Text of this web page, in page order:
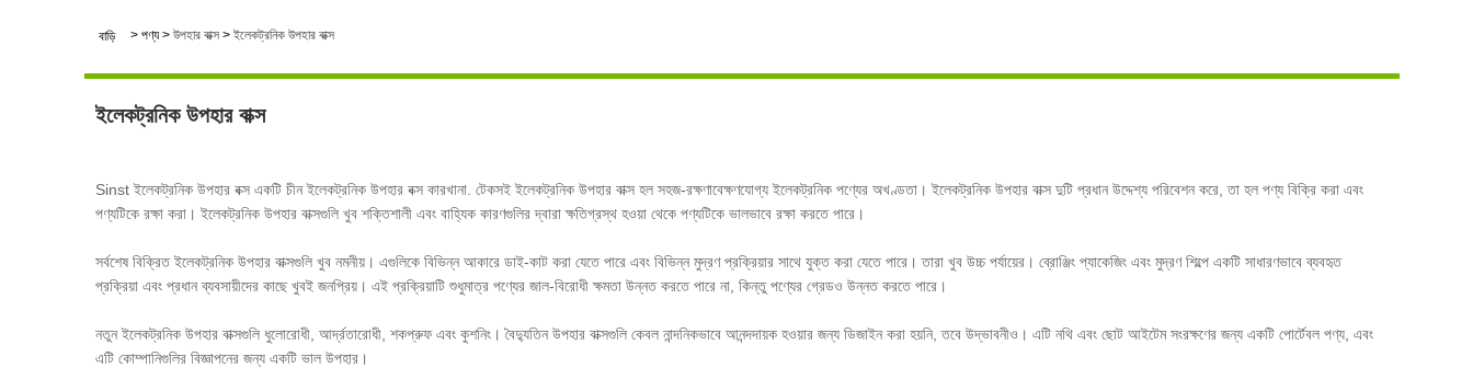
বাড়ি > পণ্য> উপহার বাক্স > ইলেকট্রনিক উপহার বাক্স
ইলেকট্রনিক উপহার বাক্স
Sinst ইলেকট্রনিক উপহার বক্স একটি চীন ইলেকট্রনিক উপহার বক্স কারখানা. টেকসই ইলেকট্রনিক উপহার বাক্স হল সহজ-রক্ষণাবেক্ষণযোগ্য ইলেকট্রনিক পণ্যের অখণ্ডতা। ইলেকট্রনিক উপহার বাক্স দুটি প্রধান উদ্দেশ্য পরিবেশন করে, তা হল পণ্য বিক্রি করা এবং
পণ্যটিকে রক্ষা করা। ইলেকট্রনিক উপহার বাক্সগুলি খুব শক্তিশালী এবং বাহ্যিক কারণগুলির দ্বারা ক্ষতিগ্রস্থ হওয়া থেকে পণ্যটিকে ভালভাবে রক্ষা করতে পারে।
সর্বশেষ বিক্রিত ইলেকট্রনিক উপহার বাক্সগুলি খুব নমনীয়। এগুলিকে বিভিন্ন আকারে ডাই-কাট করা যেতে পারে এবং বিভিন্ন মুদ্রণ প্রক্রিয়ার সাথে যুক্ত করা যেতে পারে। তারা খুব উচ্চ পর্যায়ের। ব্রোঞ্জিং প্যাকেজিং এবং মুদ্রণ শিল্পে একটি সাধারণভাবে ব্যবহৃত
প্রক্রিয়া এবং প্রধান ব্যবসায়ীদের কাছে খুবই জনপ্রিয়। এই প্রক্রিয়াটি শুধুমাত্র পণ্যের জাল-বিরোধী ক্ষমতা উন্নত করতে পারে না, কিন্তু পণ্যের গ্রেডও উন্নত করতে পারে।
নতুন ইলেকট্রনিক উপহার বাক্সগুলি ধুলোরোধী, আর্দ্রতারোধী, শকপ্রুফ এবং কুশনিং। বৈদ্যুতিন উপহার বাক্সগুলি কেবল নান্দনিকভাবে আনন্দদায়ক হওয়ার জন্য ডিজাইন করা হয়নি, তবে উদ্ভাবনীও। এটি নথি এবং ছোট আইটেম সংরক্ষণের জন্য একটি পোর্টেবল পণ্য, এবং
এটি কোম্পানিগুলির বিজ্ঞাপনের জন্য একটি ভাল উপহার।